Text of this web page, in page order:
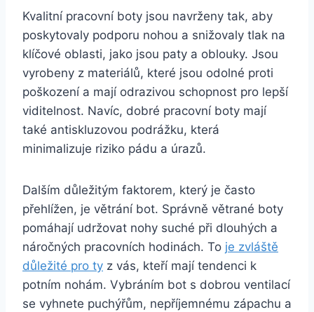
Kvalitní pracovní‌ boty jsou navrženy ⁢tak, aby​
poskytovaly podporu nohou a snižovaly ⁢tlak na
klíčové oblasti, jako⁢ jsou paty a oblouky.​ Jsou
vyrobeny​ z materiálů, které jsou odolné proti
poškození a ‌mají⁢ odrazivou schopnost pro lepší
viditelnost. Navíc, dobré pracovní ⁢boty mají
také antiskluzovou podrážku, ‌která
⁢minimalizuje riziko pádu a úrazů.
Dalším důležitým faktorem, který je často
přehlížen,⁢ je větrání bot. ⁤Správně větrané⁤ boty
pomáhají udržovat nohy‍ suché při dlouhých‌ a
‌náročných pracovních hodinách. To je zvláště
důležité pro ​ty z⁢ vás, kteří mají tendenci k
potním nohám. ⁣Vybráním bot s dobrou ventilací
se vyhnete puchýřům, nepříjemnému zápachu a